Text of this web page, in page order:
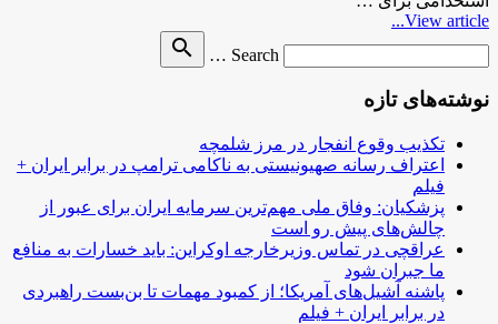
View article...
Search …
search
نوشته‌های تازه
تکذیب وقوع انفجار در مرز شلمچه
اعتراف رسانه صهیونیستی به ناکامی ترامپ در برابر ایران +
فیلم
پزشکیان: وفاق ملی مهم‌ترین سرمایه ایران برای عبور از
چالش‌های پیش رو است
عراقچی در تماس وزیرخارجه اوکراین: باید خسارات به منافع
ما جبران شود
پاشنه آشیل‌های آمریکا؛ از کمبود مهمات تا بن‌بست راهبردی
در برابر ایران + فیلم